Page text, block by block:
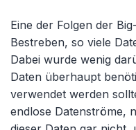
Eine der Folgen der
Bestreben, so viele
Dabei wurde wenig
Daten überhaupt
verwendet werden
endlose Datenströme,